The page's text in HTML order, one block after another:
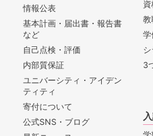
情報公表
基本計画・届出書・報告書
など
自己点検・評価
内部質保証
ユニバーシティ・アイデン
ティティ
寄付について
公式SNS・ブログ
教
学
シ
3